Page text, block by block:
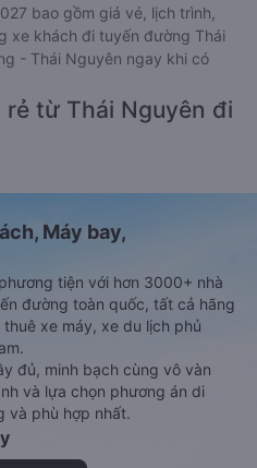
bao gồm giá vé, lịch trình,
xe khách đi tuyến đường Thái
- Thái Nguyên ngay khi có
từ Thái Nguyên đi
Máy bay,
tiện với hơn 3000+ nhà
đường toàn quốc, tất cả hãng
xe máy, xe du lịch phủ
đủ, minh bạch cùng vô vàn
và lựa chọn phương án di
và phù hợp nhất.